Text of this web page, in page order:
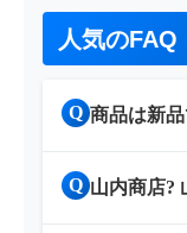
人気のFAQ
Q 商品は新
Q 山内商店?